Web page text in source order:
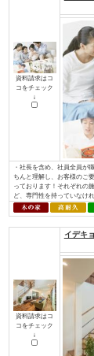
資料請求はコ
コをチェック
私たちが家づく
モミの木の床
りを感じられ